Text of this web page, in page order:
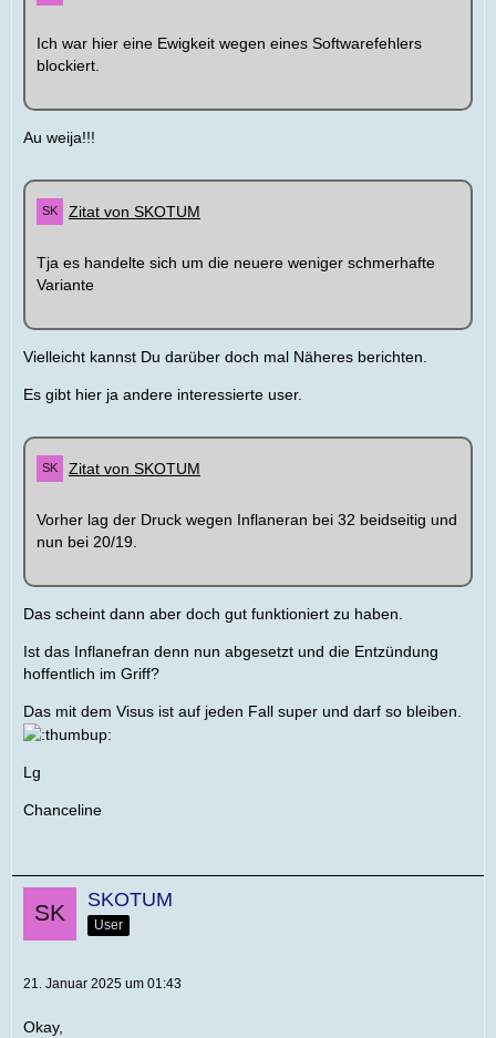
Ich war hier eine Ewigkeit wegen eines Softwarefehlers
blockiert.
Au weija!!!
Zitat von SKOTUM
Tja es handelte sich um die neuere weniger schmerhafte
Variante
Vielleicht kannst Du darüber doch mal Näheres berichten.
Es gibt hier ja andere interessierte user.
Zitat von SKOTUM
Vorher lag der Druck wegen Inflaneran bei 32 beidseitig und
nun bei 20/19.
Das scheint dann aber doch gut funktioniert zu haben.
Ist das Inflanefran denn nun abgesetzt und die Entzündung
hoffentlich im Griff?
Das mit dem Visus ist auf jeden Fall super und darf so bleiben.
Lg
Chanceline
SKOTUM
User
21. Januar 2025 um 01:43
Okay,